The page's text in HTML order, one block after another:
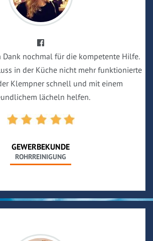
Dank nochmal für die kompetente Hilfe.
in der Küche nicht mehr funktionierte
Klempner schnell und mit einem
lächeln helfen.
GEWERBEKUNDE
ROHRREINIGUNG